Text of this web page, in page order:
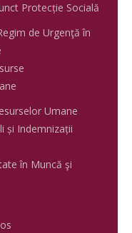
Protecție Socială
de Urgenţă în
Umane
și Indemnizații
în Muncă şi